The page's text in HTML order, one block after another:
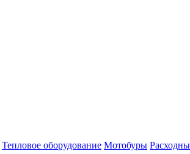
Тепловое оборудование Мотобуры